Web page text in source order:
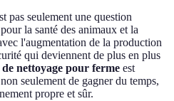
pas seulement une question
la santé des animaux et la
l'augmentation de la production
qui deviennent de plus en plus
nettoyage pour ferme est
seulement de gagner du temps,
propre et sûr.